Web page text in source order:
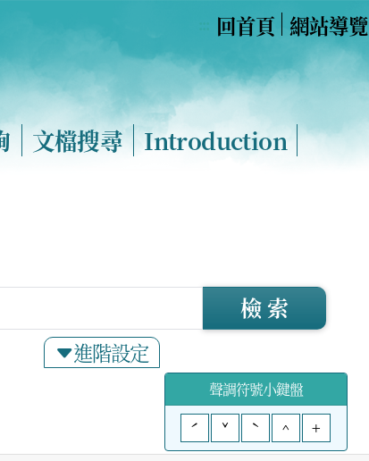
回首頁 網站導覽
文檔搜尋 Introduction
進階設定
檢 索
聲調符號小鍵盤
ˊ
ˇ ˋ ^ +